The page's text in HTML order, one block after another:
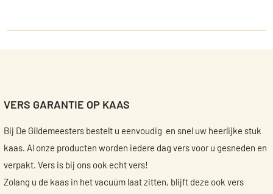
VERS GARANTIE OP KAAS
Bij De Gildemeesters bestelt u eenvoudig en snel uw heerlijke stuk
kaas. Al onze producten worden iedere dag vers voor u gesneden en
verpakt. Vers is bij ons ook echt vers!
Zolang u de kaas in het vacuüm laat zitten, blijft deze ook vers